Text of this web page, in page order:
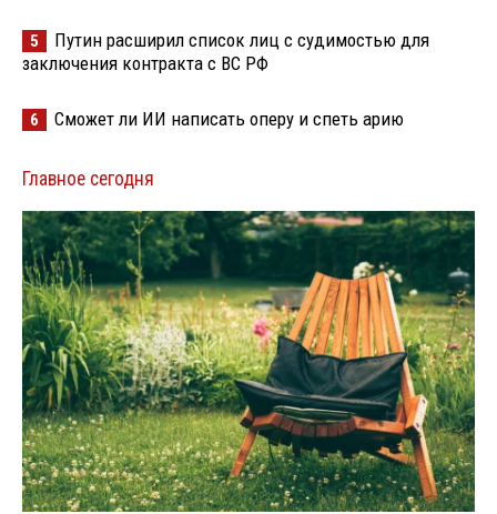
5
Путин расширил список лиц с судимостью для
заключения контракта с ВС РФ
6 Сможет ли ИИ написать оперу и спеть арию
Главное сегодня